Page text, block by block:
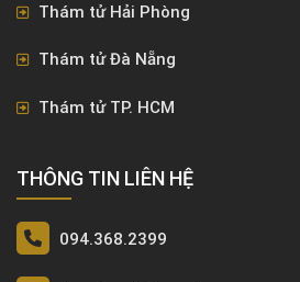
Thám tử Hải Phòng
Thám tử Đà Nẵng
Thám tử TP. HCM
THÔNG TIN LIÊN HỆ
094.368.2399